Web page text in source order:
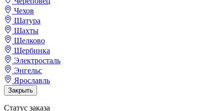
Чехов
Шатура
Шахты
Щелково
Щербинка
Электросталь
Энгельс
Ярославль
Закрыть
Статус заказа